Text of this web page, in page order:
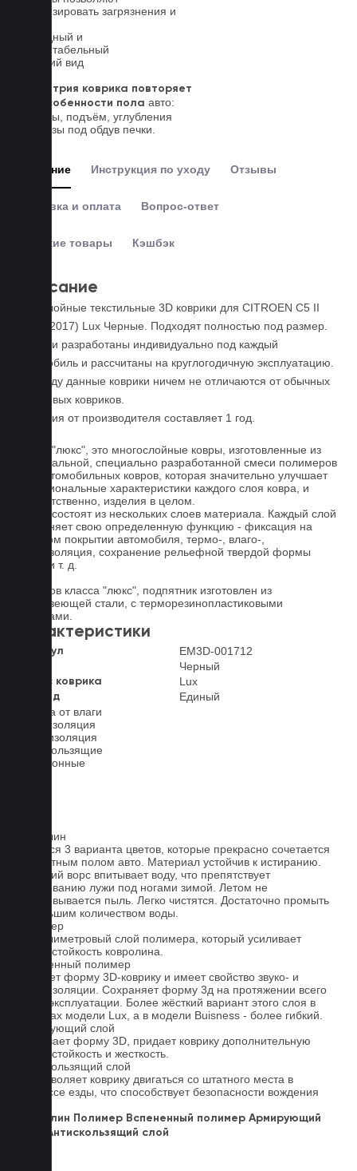
локализировать загрязнения и
Солидный и
презентабельный
внешний вид
Геометрия коврика повторяет
все особенности пола авто:
выступы, подъём, углубления
и вырезы под обдув печки.
Описание Инструкция по уходу Отзывы
Доставка и оплата Вопрос-ответ
Похожие товары Кэшбэк
Описание
Пятислойные текстильные 3D коврики для CITROEN C5 II
(2007-2017) Lux Черные. Подходят полностью под размер.
Коврики разработаны индивидуально под каждый
автомобиль и рассчитаны на круглогодичную эксплуатацию.
По уходу данные коврики ничем не отличаются от обычных
резиновых ковриков.
Гарантия от производителя составляет 1 год.
Ковры "люкс", это многослойные ковры, изготовленные из
оригинальной, специально разработанной смеси полимеров
для автомобильных ковров, которая значительно улучшает
функциональные характеристики каждого слоя ковра, и
соответственно, изделия в целом.
Ковры состоят из нескольких слоев материала. Каждый слой
выполняет свою определенную функцию - фиксация на
штатном покрытии автомобиля, термо-, влаго-,
звукоизоляция, сохранение рельефной твердой формы
ковра и т. д.
У ковров класса "люкс", подпятник изготовлен из
нержавеющей стали, с терморезинопластиковыми
вставками.
Характеристики
Артикул EM3D-001712
Черный
Класс коврика Lux
2-й ряд
Единый
Защита от влаги
Шумоизоляция
Теплоизоляция
Антискользящие
Всесезонные
Ковролин
Имеется 3 варианта цветов, которые прекрасно сочетается
со штатным полом авто. Материал устойчив к истиранию.
Короткий ворс впитывает воду, что препятствует
образованию лужи под ногами зимой. Летом не
образовывается пыль. Легко чистятся. Достаточно промыть
небольшим количеством воды.
Полимер
1-миллиметровый слой полимера, который усиливает
износостойкость ковролина.
Вспененный полимер
Придает форму 3D-коврику и имеет свойство звуко- и
теплоизоляции. Сохраняет форму 3д на протяжении всего
срока эксплуатации. Более жёсткий вариант этого слоя в
ковриках модели Lux, а в модели Buisness - более гибкий.
Армирующий слой
Усиливает форму 3D, придает коврику дополнительную
износостойкость и жесткость.
Антискользящий слой
Не позволяет коврику двигаться со штатного места в
процессе езды, что способствует безопасности вождения
Ковролин Полимер Вспененный полимер Армирующий
Антискользящий слой